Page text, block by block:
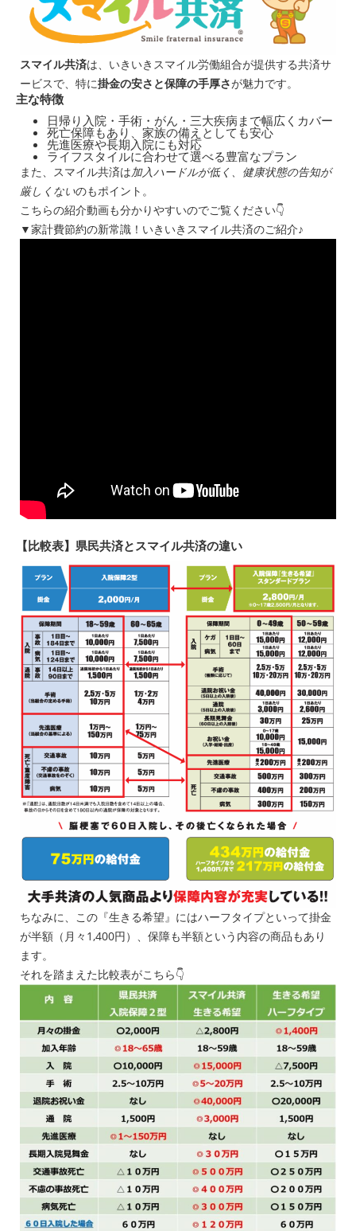
スマイル共済は、いきいきスマイル労働組合が提供する共済サ
ービスで、特に掛金の安さと保障の手厚さが魅力です。
主な特徴
日帰り入院・手術・がん・三大疾病まで幅広くカバー
死亡保障もあり、家族の備えとしても安心
先進医療や長期入院にも対応
ライフスタイルに合わせて選べる豊富なプラン
また、スマイル共済は加入ハードルが低く、健康状態の告知が
厳しくないのもポイント。
こちらの紹介動画も分かりやすいのでご覧ください👇
▼家計費節約の新常識！いきいきスマイル共済のご紹介♪
【比較表】県民共済とスマイル共済の違い
ちなみに、この『生きる希望』にはハーフタイプといって掛金
が半額（月々1,400円）、保障も半額という内容の商品もあり
ます。
それを踏まえた比較表がこちら👇